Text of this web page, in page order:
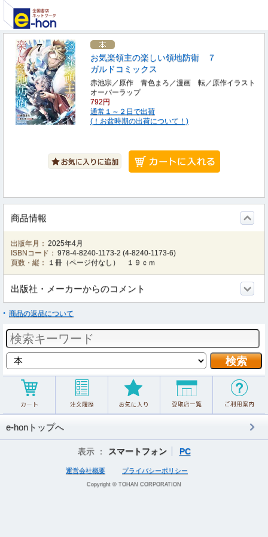
お気楽領主の楽しい領地防衛 ７
ガルドコミックス
赤池宗／原作 青色まろ／漫画 転／原作イラスト
オーバーラップ
792円
通常１～２日で出荷
(！お盆時期の出荷について！)
商品情報
出版年月： 2025年4月
ISBNコード： 978-4-8240-1173-2 (4-8240-1173-6)
頁数・縦：
１冊（ページ付なし） １９ｃｍ
出版社・メーカーからのコメント
商品の返品について
e-honトップへ
表示 ： スマートフォン PC
運営会社概要 プライバシーポリシー
Copyright © TOHAN CORPORATION